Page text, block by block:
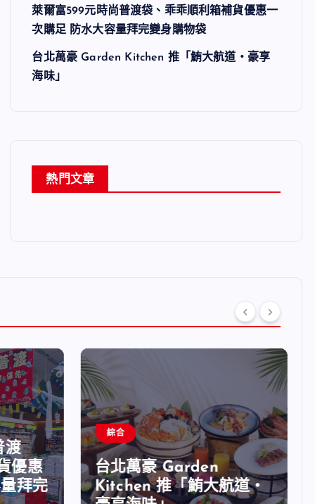
萊爾富599元時尚普渡袋、乖乖順利箱補貨優惠一
次購足 防水大容量拜完變身購物袋
台北萬豪 Garden Kitchen 推「鮪大航道・豪享
海味」
熱門文章
優惠
拜完
綜合
台北萬豪 Garden
Kitchen 推「鮪大航道・